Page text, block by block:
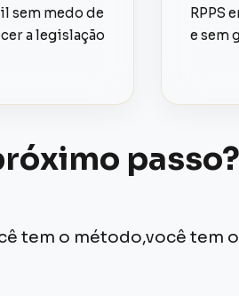
sem medo de
a legislação
RPPS
e sem
passo?
tem o método,você tem